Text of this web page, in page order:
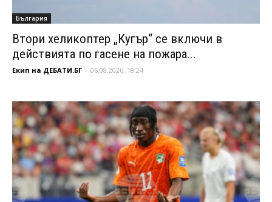
България
Втори хеликоптер „Кугър“ се включи в
действията по гасене на пожара...
Екип на ДЕБАТИ.БГ - 06.08.2026, 18:24